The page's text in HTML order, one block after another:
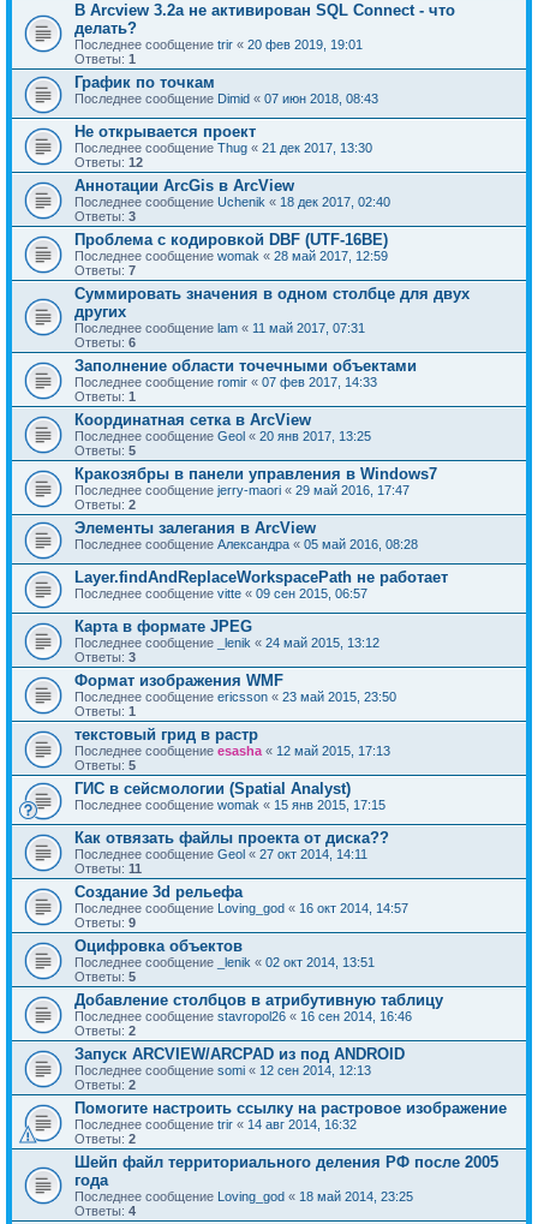
В Arcview 3.2a не активирован SQL Connect - что
делать?
Последнее сообщение trir « 20 фев 2019, 19:01
Ответы: 1
График по точкам
Последнее сообщение Dimid « 07 июн 2018, 08:43
Не открывается проект
Последнее сообщение Thug « 21 дек 2017, 13:30
Ответы: 12
Аннотации ArcGis в ArcView
Последнее сообщение Uchenik « 18 дек 2017, 02:40
Ответы: 3
Проблема с кодировкой DBF (UTF-16BE)
Последнее сообщение womak « 28 май 2017, 12:59
Ответы: 7
Суммировать значения в одном столбце для двух
других
Последнее сообщение lam « 11 май 2017, 07:31
Ответы: 6
Заполнение области точечными объектами
Последнее сообщение romir « 07 фев 2017, 14:33
Ответы: 1
Координатная сетка в ArcView
Последнее сообщение Geol « 20 янв 2017, 13:25
Ответы: 5
Кракозябры в панели управления в Windows7
Последнее сообщение jerry-maori « 29 май 2016, 17:47
Ответы: 2
Элементы залегания в ArcView
Последнее сообщение Александра « 05 май 2016, 08:28
Layer.findAndReplaceWorkspacePath не работает
Последнее сообщение vitte « 09 сен 2015, 06:57
Карта в формате JPEG
Последнее сообщение _lenik « 24 май 2015, 13:12
Ответы: 3
Формат изображения WMF
Последнее сообщение ericsson « 23 май 2015, 23:50
Ответы: 1
текстовый грид в растр
Последнее сообщение esasha « 12 май 2015, 17:13
Ответы: 5
ГИС в сейсмологии (Spatial Analyst)
Последнее сообщение womak « 15 янв 2015, 17:15
Как отвязать файлы проекта от диска??
Последнее сообщение Geol « 27 окт 2014, 14:11
Ответы: 11
Создание 3d рельефа
Последнее сообщение Loving_god « 16 окт 2014, 14:57
Ответы: 9
Оцифровка объектов
Последнее сообщение _lenik « 02 окт 2014, 13:51
Ответы: 5
Добавление столбцов в атрибутивную таблицу
Последнее сообщение stavropol26 « 16 сен 2014, 16:46
Ответы: 2
Запуск ARCVIEW/ARCPAD из под ANDROID
Последнее сообщение somi « 12 сен 2014, 12:13
Ответы: 2
Помогите настроить ссылку на растровое изображение
Последнее сообщение trir « 14 авг 2014, 16:32
Ответы: 2
Шейп файл территориального деления РФ после 2005
года
Последнее сообщение Loving_god « 18 май 2014, 23:25
Ответы: 4